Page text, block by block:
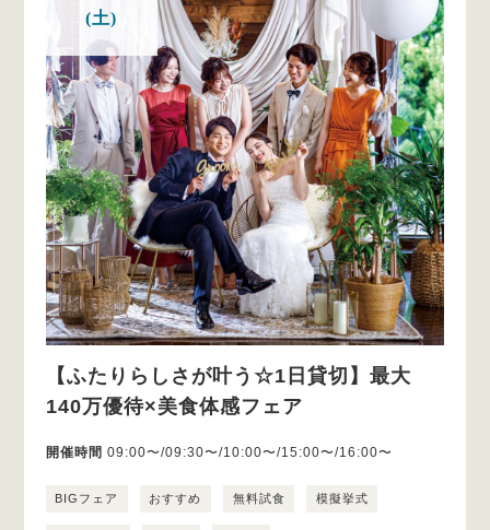
(土)
【ふたりらしさが叶う☆1日貸切】最大
140万優待×美食体感フェア
開催時間 09:00〜/09:30〜/10:00〜/15:00〜/16:00〜
BIGフェア おすすめ 無料試食 模擬挙式